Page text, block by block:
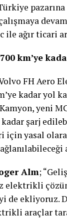
ile ağır ticari
km’ye
FH Aero
kadar yol
yeni
kadar şarj
için yasal
Alm;
elektrikli
ekliyoruz.
araçlar